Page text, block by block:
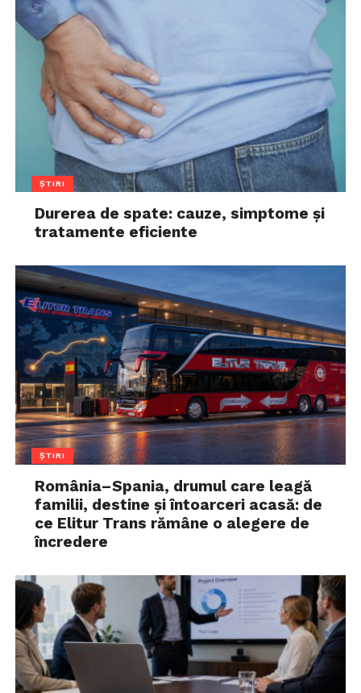
ȘTIRI
Durerea de spate: cauze, simptome și
tratamente eficiente
ȘTIRI
România–Spania, drumul care leagă
familii, destine și întoarceri acasă: de
ce Elitur Trans rămâne o alegere de
încredere